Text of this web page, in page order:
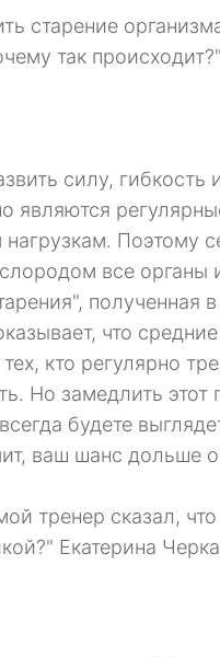
старение
так
силу,
являются
Поэтому
все
полученная
что
кто регулярно
Но замедлить
будете
ваш шанс дольше
тренер сказал,
Екатерина